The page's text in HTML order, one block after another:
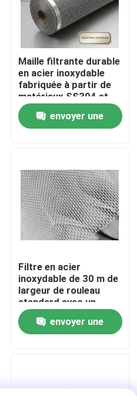
Maille filtrante durable
en acier inoxydable
fabriquée à partir de
matériaux SS304 et
SS316 pour des
applications
industrielles de
envoyer une
Filtre en acier
inoxydable de 30 m de
largeur de rouleau
standard avec un
nombre de mailles de
2-2800 et certifié
ISO9001 pour de
envoyer une